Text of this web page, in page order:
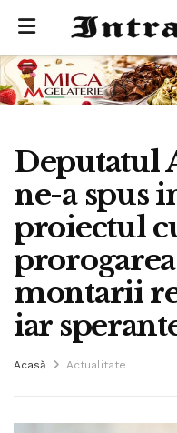
Deputatul
ne-a spus
proiectul
montarii
iar
Acasă Actualitate